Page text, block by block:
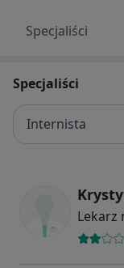
Specjaliści
Specjaliści
Internista